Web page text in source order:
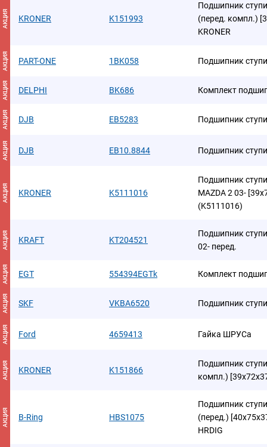
АКЦИЯ KRONER K151993
Подшипник
(перед. компл.)
KRONER
АКЦИЯ PART-ONE 1BK058 Подшипник
АКЦИЯ DELPHI BK686 Комплект
АКЦИЯ DJB EB5283 Подшипник
АКЦИЯ DJB EB10.8844 Подшипник
АКЦИЯ KRONER K5111016
Подшипник
MAZDA 2 03-
(K5111016)
АКЦИЯ KRAFT KT204521
Подшипник
02- перед.
АКЦИЯ EGT 554394EGTk Комплект
АКЦИЯ SKF VKBA6520 Подшипник
АКЦИЯ Ford 4659413 Гайка ШРУСа
АКЦИЯ KRONER K151866
Подшипник
компл.)
АКЦИЯ B-Ring HBS1075
Подшипник
(перед.)
HRDIG